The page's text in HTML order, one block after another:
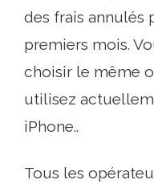
des frais annulés
premiers mois.
choisir le même
utilisez
iPhone..
Tous les